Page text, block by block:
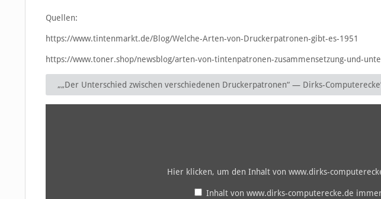
Quellen:
https://www.tintenmarkt.de/Blog/Welche-Arten-von-Druckerpatronen-gibt-es-1951
https://www.toner.shop/newsblog/arten-von-tintenpatronen-zusammensetzung-und-
„„Der Unterschied zwischen verschiedenen Druckerpatronen“ — Dirks-
Hier klicken, um den Inhalt von www.dirks-
Inhalt von www.dirks-computerecke.de